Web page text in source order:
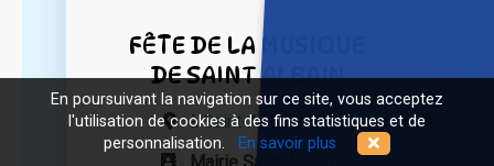
FÊTE DE LA MUSIQUE
DE SAINT ALBAIN
àSaint-Albain (71)
Mairie Saint Albain
En poursuivant la navigation sur ce site, vous acceptez
l'utilisation de cookies à des fins statistiques et de
personnalisation.
En savoir plus